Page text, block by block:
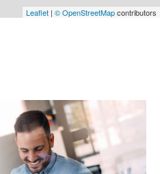
Leaflet | © OpenStreetMapcontributors